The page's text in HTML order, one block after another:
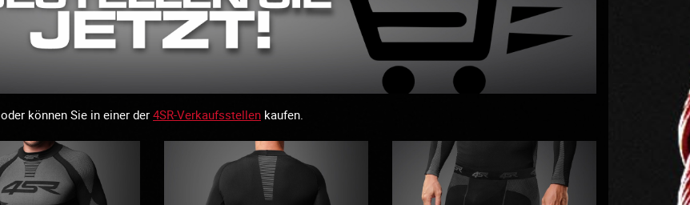
oder können Sie in einer der 4SR-Verkaufsstellen kaufen.